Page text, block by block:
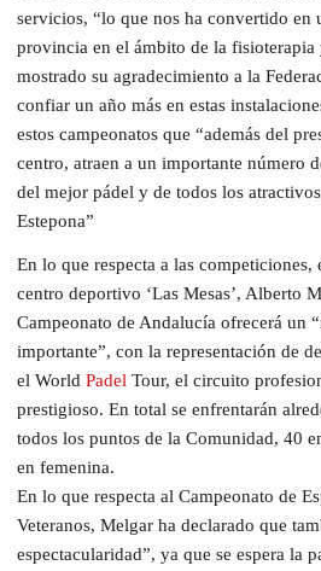
servicios, “lo que nos ha convertido en
provincia en el ámbito de la fisioterapia
mostrado su agradecimiento a la
confiar un año más en estas
estos campeonatos que “además del
centro, atraen a un importante número
del mejor pádel y de todos los
Estepona”
En lo que respecta a las
centro deportivo ‘Las Mesas’, Alberto
Campeonato de Andalucía ofrecerá un
importante”, con la representación de
el World Padel Tour, el circuito
prestigioso. En total se enfrentarán
todos los puntos de la Comunidad, 40
en femenina.
En lo que respecta al Campeonato de
Veteranos, Melgar ha declarado que
espectacularidad”, ya que se espera la